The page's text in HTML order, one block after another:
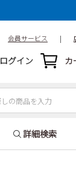
会員サービス |
ログイン カ
詳細検索